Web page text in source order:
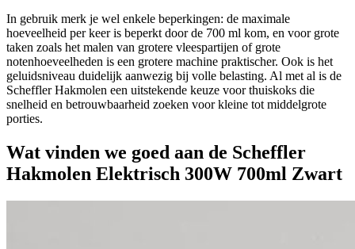
In gebruik merk je wel enkele beperkingen: de maximale
hoeveelheid per keer is beperkt door de 700 ml kom, en voor grote
taken zoals het malen van grotere vleespartijen of grote
notenhoeveelheden is een grotere machine praktischer. Ook is het
geluidsniveau duidelijk aanwezig bij volle belasting. Al met al is de
Scheffler Hakmolen een uitstekende keuze voor thuiskoks die
snelheid en betrouwbaarheid zoeken voor kleine tot middelgrote
porties.
Wat vinden we goed aan de Scheffler
Hakmolen Elektrisch 300W 700ml Zwart